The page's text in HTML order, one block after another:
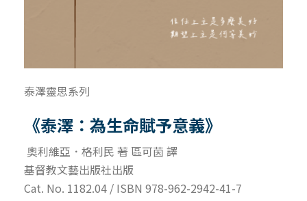
泰澤靈思系列
《泰澤：為生命賦予意義》
奧利維亞．格利民 著 區可茵 譯
基督教文藝出版社出版
Cat. No. 1182.04 / ISBN 978-962-2942-41-7